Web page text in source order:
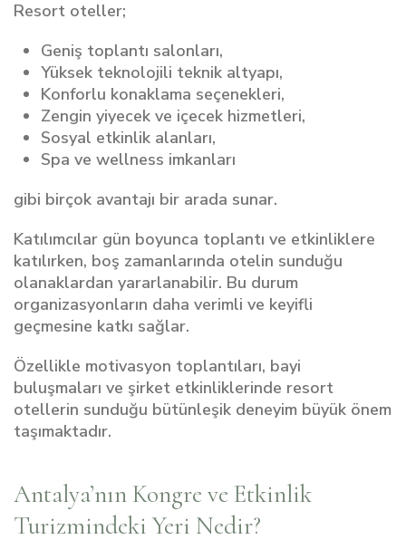
Resort oteller;
Geniş toplantı salonları,
Yüksek teknolojili teknik altyapı,
Konforlu konaklama seçenekleri,
Zengin yiyecek ve içecek hizmetleri,
Sosyal etkinlik alanları,
Spa ve wellness imkanları
gibi birçok avantajı bir arada sunar.
Katılımcılar gün boyunca toplantı ve etkinliklere
katılırken, boş zamanlarında otelin sunduğu
olanaklardan yararlanabilir. Bu durum
organizasyonların daha verimli ve keyifli
geçmesine katkı sağlar.
Özellikle motivasyon toplantıları, bayi
buluşmaları ve şirket etkinliklerinde resort
otellerin sunduğu bütünleşik deneyim büyük önem
taşımaktadır.
Antalya’nın Kongre ve Etkinlik
Turizmindeki Yeri Nedir?